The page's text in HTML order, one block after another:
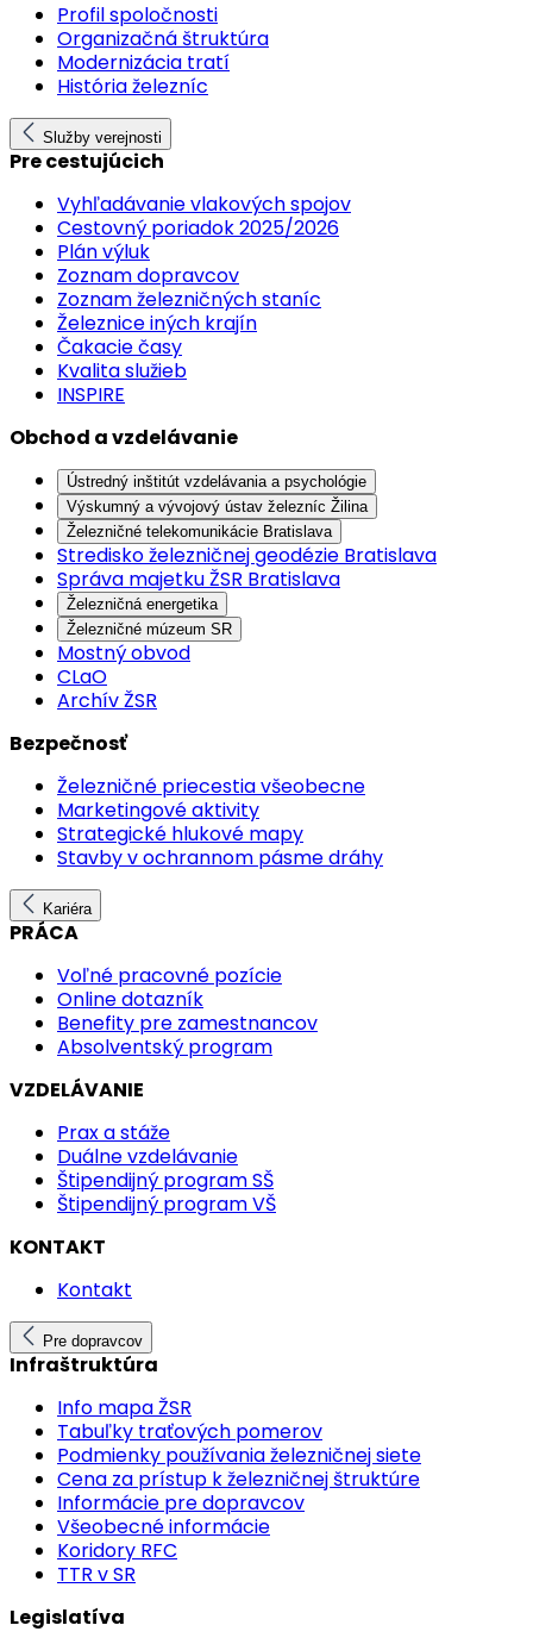
Profil spoločnosti
Organizačná štruktúra
Modernizácia tratí
História železníc
Služby verejnosti
Pre cestujúcich
Vyhľadávanie vlakových spojov
Cestovný poriadok 2025/2026
Plán výluk
Zoznam dopravcov
Zoznam železničných staníc
Železnice iných krajín
Čakacie časy
Kvalita služieb
INSPIRE
Obchod a vzdelávanie
Ústredný inštitút vzdelávania a psychológie
Výskumný a vývojový ústav železníc Žilina
Železničné telekomunikácie Bratislava
Stredisko železničnej geodézie Bratislava
Správa majetku ŽSR Bratislava
Železničná energetika
Železničné múzeum SR
Mostný obvod
CLaO
Archív ŽSR
Bezpečnosť
Železničné priecestia všeobecne
Marketingové aktivity
Strategické hlukové mapy
Stavby v ochrannom pásme dráhy
Kariéra
PRÁCA
Voľné pracovné pozície
Online dotazník
Benefity pre zamestnancov
Absolventský program
VZDELÁVANIE
Prax a stáže
Duálne vzdelávanie
Štipendijný program SŠ
Štipendijný program VŠ
KONTAKT
Kontakt
Pre dopravcov
Infraštruktúra
Info mapa ŽSR
Tabuľky traťových pomerov
Podmienky používania železničnej siete
Cena za prístup k železničnej štruktúre
Informácie pre dopravcov
Všeobecné informácie
Koridory RFC
TTR v SR
Legislatíva